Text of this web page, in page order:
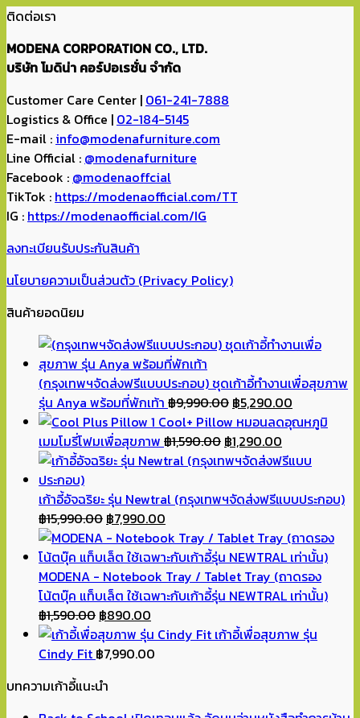
ติดต่อเรา
MODENA CORPORATION CO., LTD.
บริษัท โมดิน่า คอร์ปอเรชั่น จำกัด
Customer Care Center | 061-241-7888
Logistics & Office | 02-184-5145
E-mail : info@modenafurniture.com
Line Official : @modenafurniture
Facebook : @modenaoffcial
TikTok : https://modenaofficial.com/TT
IG : https://modenaofficial.com/IG
ลงทะเบียนรับประกันสินค้า
นโยบายความเป็นส่วนตัว (Privacy Policy)
สินค้ายอดนิยม
(กรุงเทพฯจัดส่งฟรีแบบประกอบ) ชุดเก้าอี้ทำงานเพื่อสุขภาพ
รุ่น Anya พร้อมที่พักเท้า ฿9,990.00 Original
price
was:
฿9,990.00.
฿5,290.00
price
฿5,290.00.
Cool+ Pillow หมอนลดอุณหภูมิ
เมมโมรี่โฟมเพื่อสุขภาพ ฿1,590.00 Original
price
฿1,590.00.
฿1,290.00
price
฿1,290.00.
เก้าอี้อัจฉริยะ รุ่น Newtral (กรุงเทพฯจัดส่งฟรีแบบประกอบ)
฿15,990.00 Original
price
was:
฿15,990.00.
฿7,990.00
price
is:
฿7,990.00.
MODENA - Notebook Tray / Tablet Tray (ถาดรอง
โน้ตบุ๊ค แท็บเล็ต ใช้เฉพาะกับเก้าอี้รุ่น NEWTRAL เท่านั้น)
฿1,590.00 Original
price
was:
฿890.00
price
is:
เก้าอี้เพื่อสุขภาพ รุ่น
Cindy Fit ฿7,990.00
บทความเก้าอี้แนะนำ